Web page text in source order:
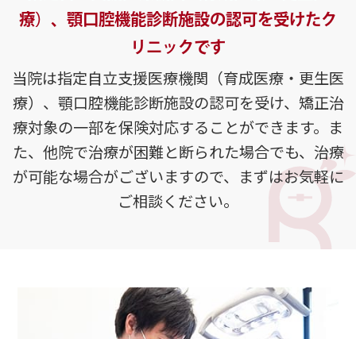
療）、 顎口腔機能診断施設の認可を受けたク
リニックです
当院は指定自立支援医療機関（育成医療・更生医
療）、顎口腔機能診断施設の認可を受け、 矯正治
療対象の一部を保険対応することができます。 ま
た、他院で治療が困難と断られた場合でも、治療
が可能な場合がございますので、 まずはお気軽に
ご相談ください。